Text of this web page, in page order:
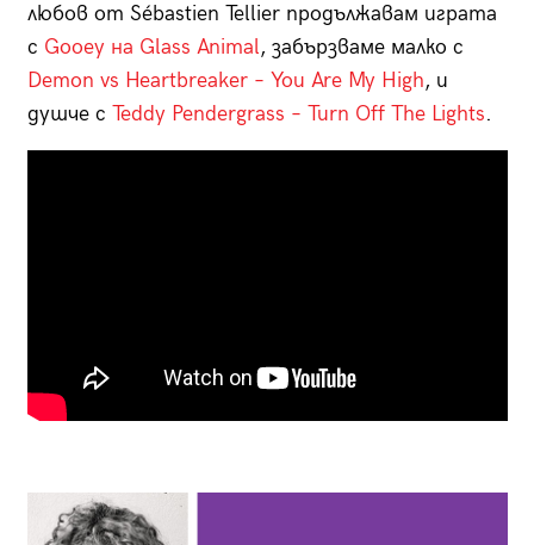
любов от Sébastien Tellier продължавам играта
с Gooey на Glass Animal, забързваме малко с
Demon vs Heartbreaker – You Are My High, и
душче с Teddy Pendergrass – Turn Off The Lights.